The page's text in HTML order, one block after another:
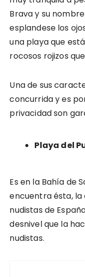
Brava y su
esplandese los
una playa que
rocosos rojizos
Una de sus
concurrida y es
privacidad son
Playa del
Es en la Bahía de
encuentra ésta, la
nudistas de
desnivel que la
nudistas.